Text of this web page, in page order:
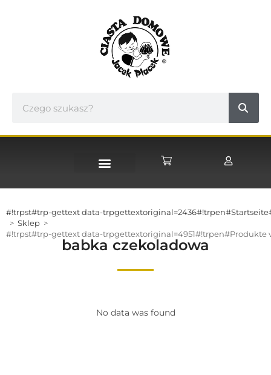
#!trpst#trp-gettext data-
> Sklep >
#!trpst#trp-gettext data-
babka czekoladowa
No data was found